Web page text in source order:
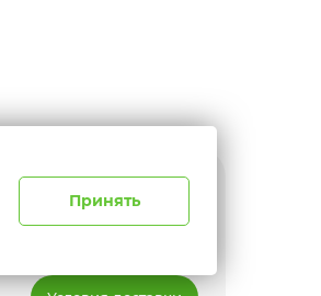
Принять